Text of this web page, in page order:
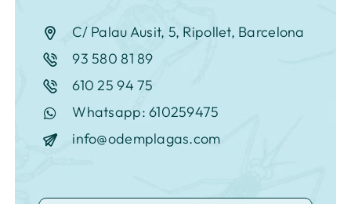
C/ Palau Ausit, 5, Ripollet, Barcelona
93 580 81 89
610 25 94 75
Whatsapp: 610259475
info@odemplagas.com